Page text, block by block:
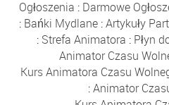
Ogłoszenia : Darmowe
: Bańki Mydlane :Artykuły
: Strefa Animatora : Płyn
Animator Czasu
Kurs Animatora Czasu
:Animator